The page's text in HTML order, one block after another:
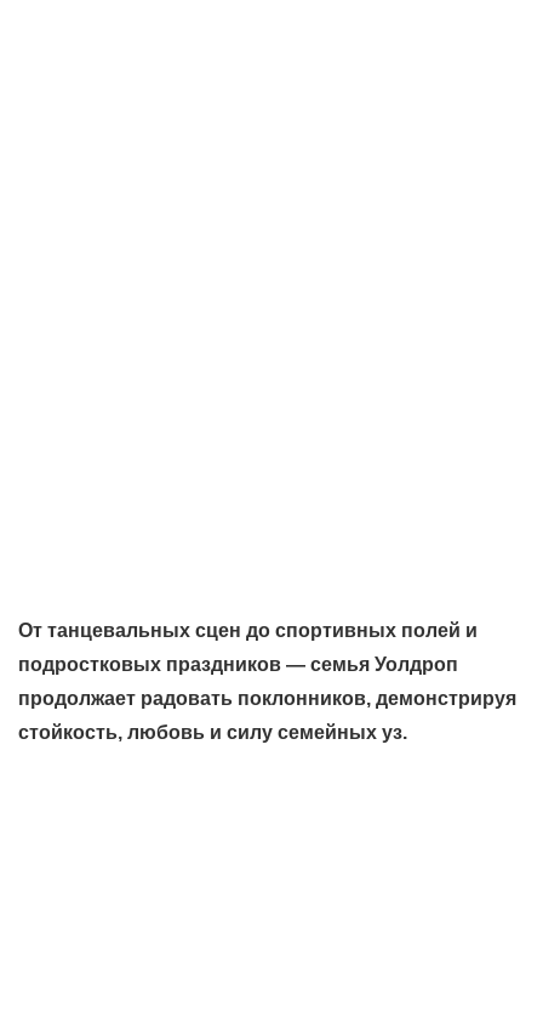
От танцевальных сцен до спортивных полей и
подростковых праздников — семья Уолдроп
продолжает радовать поклонников, демонстрируя
стойкость, любовь и силу семейных уз.